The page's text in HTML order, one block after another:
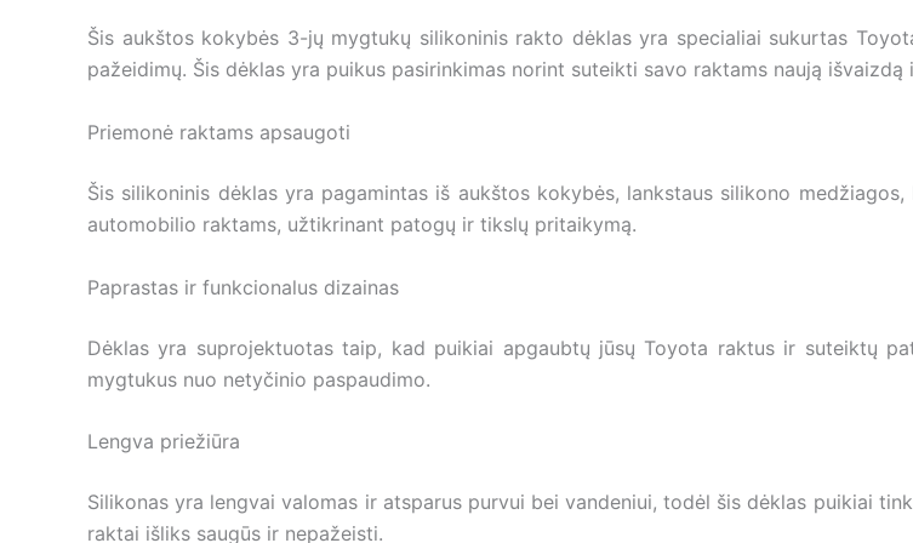
Šis aukštos kokybės 3-jų mygtukų silikoninis rakto dėklas yra specialiai sukurtas
pažeidimų. Šis dėklas yra puikus pasirinkimas norint suteikti savo raktams naują
Priemonė raktams apsaugoti
Šis silikoninis dėklas yra pagamintas iš aukštos kokybės, lankstaus silikono
automobilio raktams, užtikrinant patogų ir tikslų pritaikymą.
Paprastas ir funkcionalus dizainas
Dėklas yra suprojektuotas taip, kad puikiai apgaubtų jūsų Toyota raktus ir suteiktų
mygtukus nuo netyčinio paspaudimo.
Lengva priežiūra
Silikonas yra lengvai valomas ir atsparus purvui bei vandeniui, todėl šis dėklas puikiai
raktai išliks saugūs ir nepažeisti.